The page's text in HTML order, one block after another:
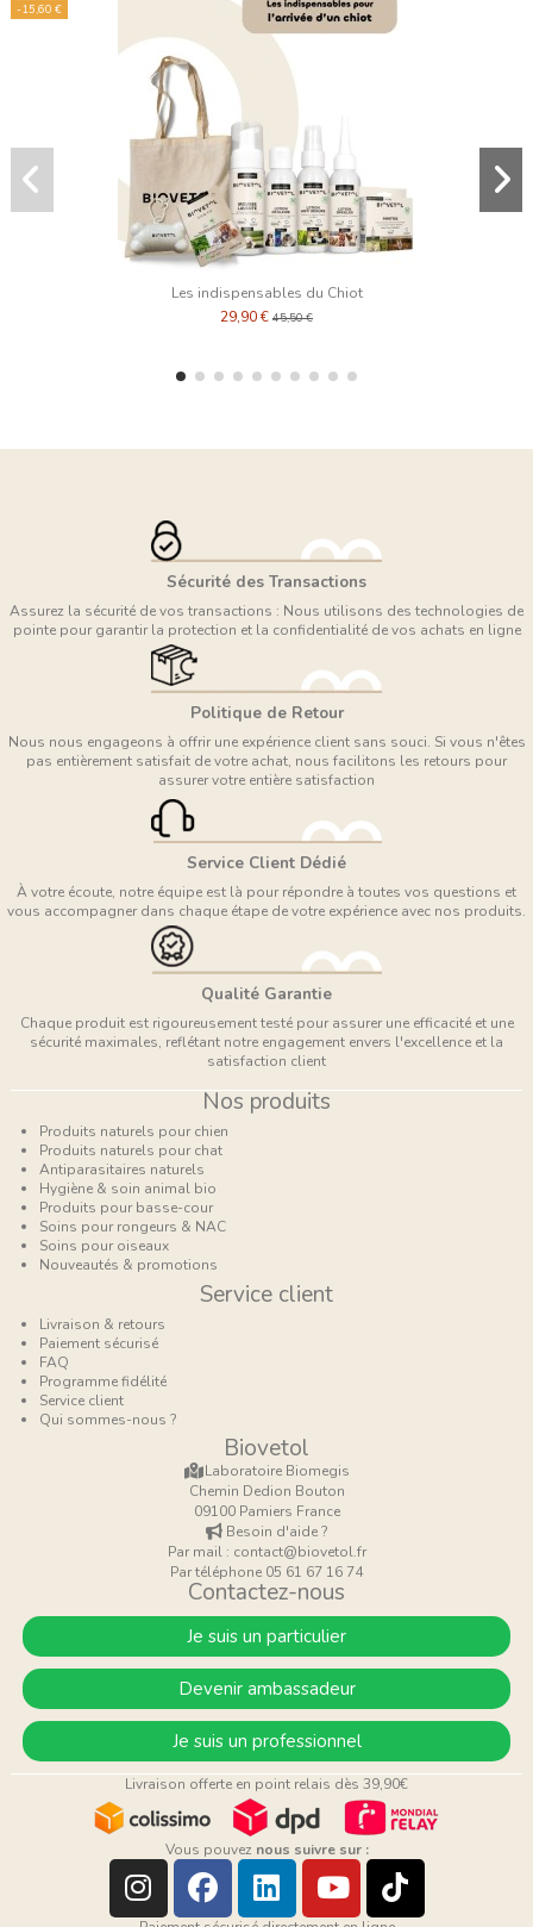
-15,60 €
Les indispensables du Chiot
29,90 € 45,50 €
Sécurité des Transactions
Assurez la sécurité de vos transactions : Nous utilisons des technologies de
pointe pour garantir la protection et la confidentialité de vos achats en ligne
Politique de Retour
Nous nous engageons à offrir une expérience client sans souci. Si vous n'êtes
pas entièrement satisfait de votre achat, nous facilitons les retours pour
assurer votre entière satisfaction
Service Client Dédié
À votre écoute, notre équipe est là pour répondre à toutes vos questions et
vous accompagner dans chaque étape de votre expérience avec nos produits.
Qualité Garantie
Chaque produit est rigoureusement testé pour assurer une efficacité et une
sécurité maximales, reflétant notre engagement envers l'excellence et la
satisfaction client
Nos produits
Produits naturels pour chien
Produits naturels pour chat
Antiparasitaires naturels
Hygiène & soin animal bio
Produits pour basse-cour
Soins pour rongeurs & NAC
Soins pour oiseaux
Nouveautés & promotions
Service client
Livraison & retours
Paiement sécurisé
FAQ
Programme fidélité
Service client
Qui sommes-nous ?
Biovetol
Laboratoire Biomegis
Chemin Dedion Bouton
09100 Pamiers France
Besoin d'aide ?
Par mail : contact@biovetol.fr
Par téléphone 05 61 67 16 74
Contactez-nous
Je suis un particulier
Devenir ambassadeur
Je suis un professionnel
Livraison offerte en point relais dès 39,90€
Vous pouvez nous suivre sur :